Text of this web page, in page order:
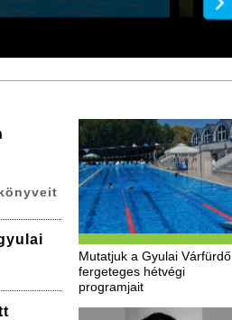
Mutatjuk a Gyulai Várfürdő
fergeteges hétvégi
programjait